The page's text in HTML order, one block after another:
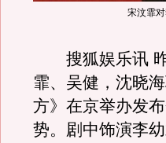
宋汶霏
搜狐娱乐讯 昨
霏、吴健，沈晓
方》在京举办发
势。剧中饰演李